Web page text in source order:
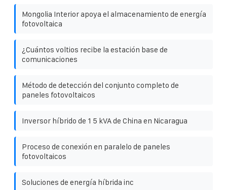
Mongolia Interior apoya el almacenamiento de energía
fotovoltaica
¿Cuántos voltios recibe la estación base de
comunicaciones
Método de detección del conjunto completo de
paneles fotovoltaicos
Inversor híbrido de 1 5 kVA de China en Nicaragua
Proceso de conexión en paralelo de paneles
fotovoltaicos
Soluciones de energía híbrida inc